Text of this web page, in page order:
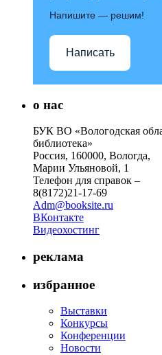
Напишите — решим!
Написать
о нас
БУК ВО «Вологодская
библиотека»
Россия, 160000, Вологда,
Марии Ульяновой, 1
Телефон для справок –
8(8172)21-17-69
Adm@booksite.ru
ВКонтакте
Видеохостинг
реклама
избранное
Выставки
Конкурсы
Конференции
Новости